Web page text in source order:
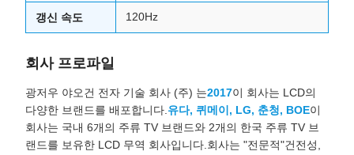
갱신 속도 120Hz
회사 프로파일
광저우 야오건 전자 기술 회사 (주) 는2017이 회사는 LCD의
다양한 브랜드를 배포합니다. 유다, 퀴메이, LG, 춘청, BOE이
회사는 국내 6개의 주류 TV 브랜드와 2개의 한국 주류 TV 브
랜드를 보유한 LCD 무역 회사입니다.회사는 "전문적"건전성,